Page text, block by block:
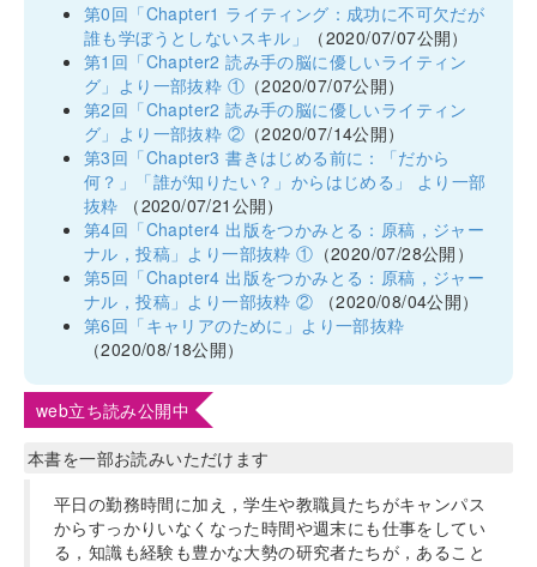
第0回「Chapter1 ライティング：成功に不可欠だが
誰も学ぼうとしないスキル」
（2020/07/07公開）
第1回「Chapter2 読み手の脳に優しいライティン
グ」より一部抜粋 ① （2020/07/07公開）
第2回「Chapter2 読み手の脳に優しいライティン
グ」より一部抜粋 ② （2020/07/14公開）
第3回「Chapter3 書きはじめる前に：「だから
何？」「誰が知りたい？」からはじめる」 より一部
抜粋 （2020/07/21公開）
第4回「Chapter4 出版をつかみとる：原稿，ジャー
ナル，投稿」より一部抜粋 ① （2020/07/28公開）
第5回「Chapter4 出版をつかみとる：原稿，ジャー
ナル，投稿」より一部抜粋 ② （2020/08/04公開）
第6回「キャリアのために」より一部抜粋
（2020/08/18公開）
web立ち読み公開中
本書を一部お読みいただけます
平日の勤務時間に加え，学生や教職員たちがキャンパス
からすっかりいなくなった時間や週末にも仕事をしてい
る，知識も経験も豊かな大勢の研究者たちが，あること